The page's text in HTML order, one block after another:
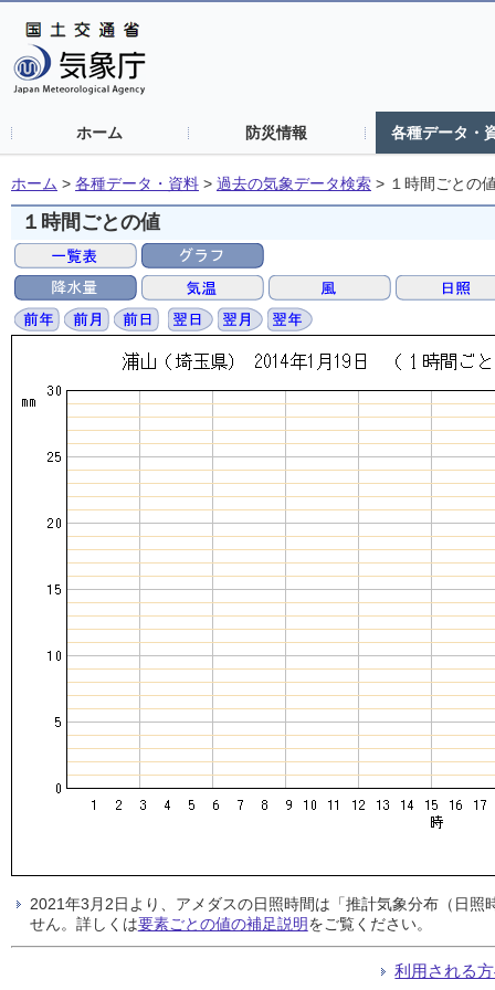
ホーム 防災情報 各種データ・
ホーム > 各種データ・資料 > 過去の気象データ検索 > １時間ごとの
１時間ごとの値
2021年3月2日より、アメダスの日照時間は「推計気象分布（日
せん。詳しくは要素ごとの値の補足説明をご覧ください。
利用される